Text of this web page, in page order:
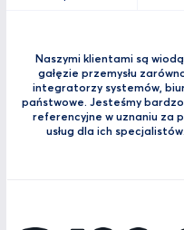
Naszymi klientami są
gałęzie przemysłu
integratorzy systemów,
państwowe. Jesteśmy
referencyjne w uznaniu za
usług dla ich